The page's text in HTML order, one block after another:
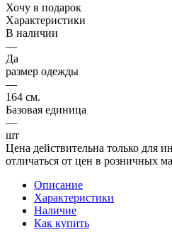
Хочу в подарок
Характеристики
В наличии
—
Да
размер одежды
—
164 см.
Базовая единица
—
шт
Цена действительна только для
отличаться от цен в розничных
Описание
Характеристики
Наличие
Как купить